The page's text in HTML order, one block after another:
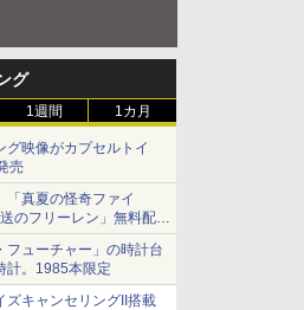
グ
1週間 1カ月
グ映像がカプセルトイ
売
「真夏の怪奇ファイ
のフリーレン」無料配信
情報
フューチャー」の時計台
計。1985本限定
ズキャンセリングII搭載